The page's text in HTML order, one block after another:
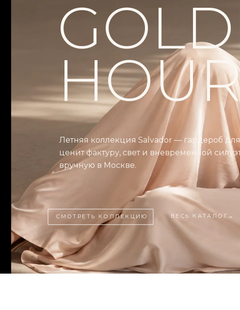
Летняя коллекция Salvador — гардероб для
ценит фактуру, свет и вневременной
вручную в Москве.
СМОТРЕТЬ КОЛЛЕКЦИЮ ВЕСЬ КАТАЛОГ→